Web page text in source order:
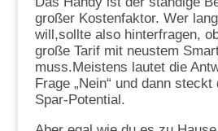
großer Kostenfaktor. Wer
will,sollte also hinterfragen,
große Tarif mit neustem
muss.Meistens lautet die
Frage „Nein“ und dann
Spar-Potential.